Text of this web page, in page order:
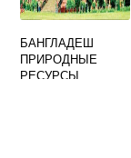
БАНГЛАДЕШ
ПРИРОДНЫЕ
РЕСУРСЫ